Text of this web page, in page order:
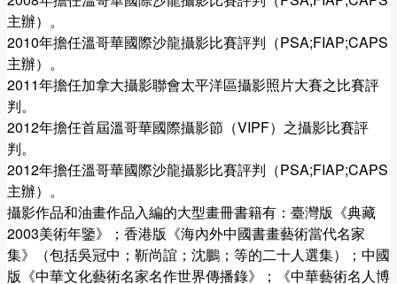
主辦）。
2010年擔任溫哥華國際沙龍攝影比賽評判（PSA;FIAP;CAPS
主辦）。
2011年擔任加拿大攝影聯會太平洋區攝影照片大賽之比賽評
判。
2012年擔任首屆溫哥華國際攝影節（VIPF）之攝影比賽評
判。
2012年擔任溫哥華國際沙龍攝影比賽評判（PSA;FIAP;CAPS
主辦）。
攝影作品和油畫作品入編的大型畫冊書籍有：臺灣版《典藏
2003美術年鑒》；香港版《海內外中國書畫藝術當代名家
集》（包括吳冠中；靳尚誼；沈鵬；等的二十人選集）；中國
版《中華文化藝術名家名作世界傳播錄》；《中華藝術名人博